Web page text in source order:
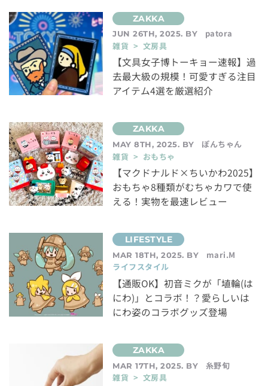
JUN 26TH, 2025. BY
patora
雑貨 > 文房具
【文具女子博トーキョー速報】過
去最大級の規模！可愛すぎる注目
アイテム4選を厳選紹介
MAY 8TH, 2025. BY
ぽんちゃん
雑貨 > おもちゃ
【マクドナルド×ちいかわ2025】
おもちゃ8種類がむちゃカワで使
える！実物を最速レビュー
MAR 18TH, 2025. BY
mari.M
ライフスタイル
【通販OK】初音ミクが「埴輪(は
にわ)」とコラボ！？愛らしいは
にわ姿のコラボグッズ登場
MAR 17TH, 2025. BY
糸野旬
雑貨 > 文房具